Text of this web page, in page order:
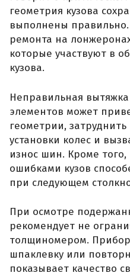
геометрия кузова
выполнены правильно.
ремонта на
которые участвуют в
кузова.
Неправильная
элементов может
геометрии, затруднить
установки колес и
износ шин. Кроме
ошибками кузов
при следующем
При осмотре
рекомендует не
толщиномером.
шпаклевку или
показывает качество